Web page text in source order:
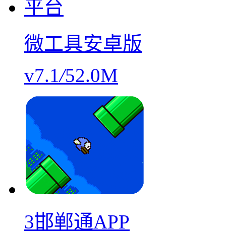
微工具安卓版
v7.1/52.0M
3邯郸通APP